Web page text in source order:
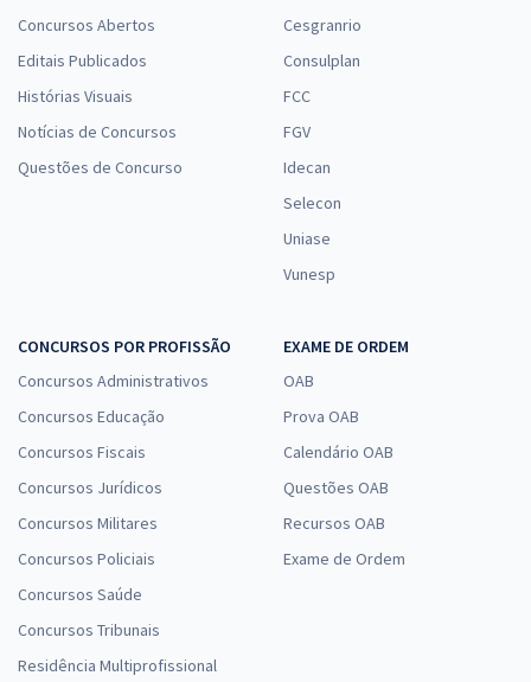
Concursos Abertos
Editais Publicados
Histórias Visuais
Notícias de Concursos
Questões de Concurso
Cesgranrio
Consulplan
FCC
FGV
Idecan
Selecon
Uniase
Vunesp
CONCURSOS POR PROFISSÃO
Concursos Administrativos
Concursos Educação
Concursos Fiscais
Concursos Jurídicos
Concursos Militares
Concursos Policiais
Concursos Saúde
Concursos Tribunais
Residência Multiprofissional
EXAME DE ORDEM
OAB
Prova OAB
Calendário OAB
Questões OAB
Recursos OAB
Exame de Ordem